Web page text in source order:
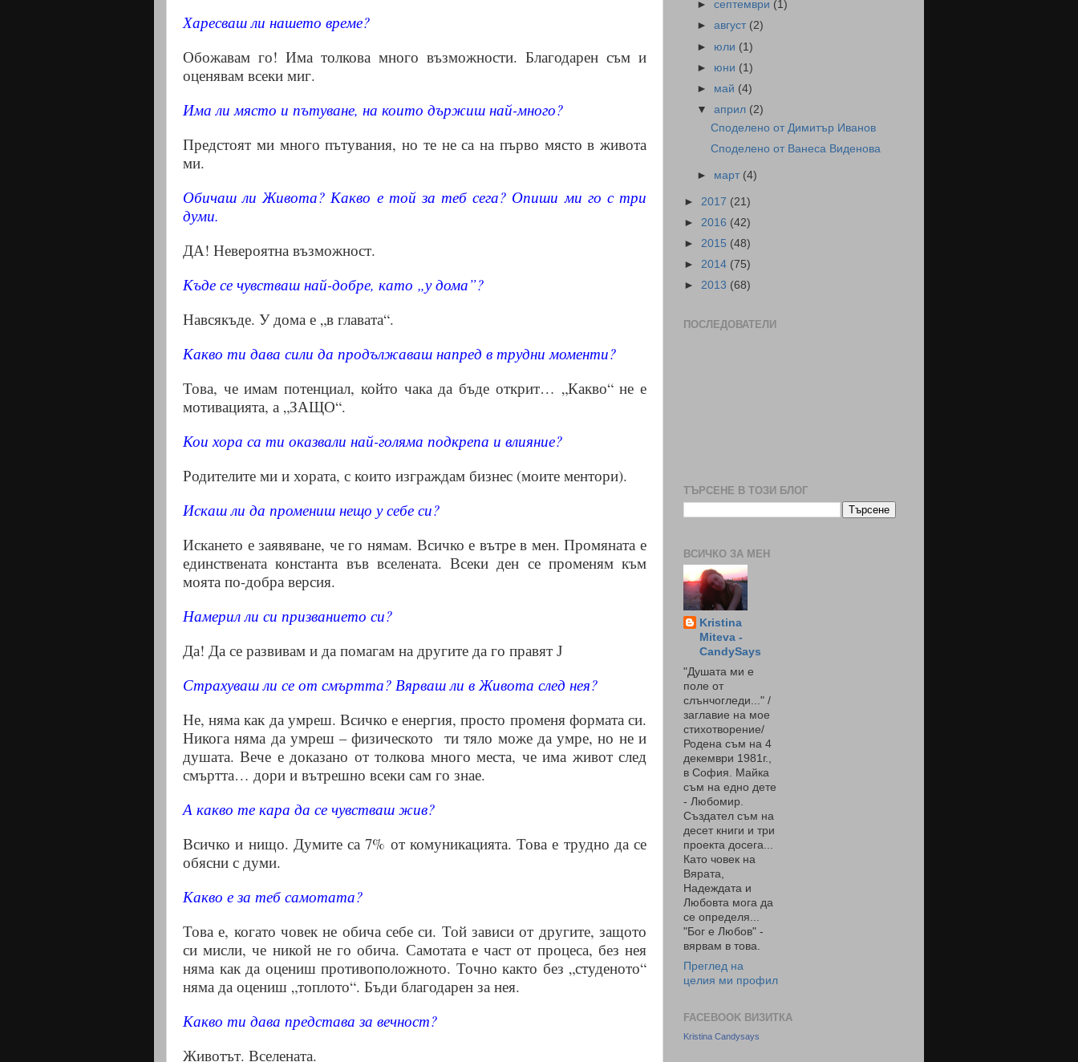
Харесваш ли нашето време?
Обожавам го! Има толкова много възможности. Благодарен съм и
оценявам всеки миг.
Има ли място и пътуване, на които държиш най-много?
Предстоят ми много пътувания, но те не са на първо място в живота
ми.
Обичаш ли Живота? Какво е той за теб сега? Опиши ми го с три
думи.
ДА! Невероятна възможност.
Къде се чувстваш най-добре, като „у дома”?
Навсякъде. У дома е „в главата“.
Какво ти дава сили да продължаваш напред в трудни моменти?
Това, че имам потенциал, който чака да бъде открит… „Какво“ не е
мотивацията, а „ЗАЩО“.
Кои хора са ти оказвали най-голяма подкрепа и влияние?
Родителите ми и хората, с които изграждам бизнес (моите ментори).
Искаш ли да промениш нещо у себе си?
Искането е заявяване, че го нямам. Всичко е вътре в мен. Промяната е
единствената константа във вселената. Всеки ден се променям към
моята по-добра версия.
Намерил ли си призванието си?
Да! Да се развивам и да помагам на другите да го правят J
Страхуваш ли се от смъртта? Вярваш ли в Живота след нея?
Не, няма как да умреш. Всичко е енергия, просто променя формата си.
Никога няма да умреш – физическото
ти тяло може да умре, но не и
душата.Вече е доказано от толкова много места, че има живот след
смъртта… дори и вътрешно всеки сам го знае.
А какво те кара да се чувстваш жив?
Всичко и нищо. Думите са 7% от комуникацията. Това е трудно да се
обясни с думи.
Какво е за теб самотата?
Това е, когато човек не обича себе си. Той зависи от другите, защото
си мисли, че никой не го обича. Самотата е част от процеса, без нея
няма как да оцениш противоположното. Точно както без „студеното“
няма да оцениш „топлото“. Бъди благодарен за нея.
Какво ти дава представа за вечност?
Животът. Вселената.
►септември (1)
►август (2)
► юли (1)
► юни (1)
► май (4)
▼април (2)
Споделено от Димитър Иванов
Споделено от Ванеса Виденова
► март (4)
► 2017 (21)
► 2016 (42)
► 2015 (48)
► 2014 (75)
► 2013 (68)
ПОСЛЕДОВАТЕЛИ
ТЪРСЕНЕ В ТОЗИ БЛОГ
ВСИЧКО ЗА МЕН
Kristina
Miteva -
CandySays
"Душата ми е
поле от
слънчогледи..." /
заглавие на мое
стихотворение/
Родена съм на 4
декември 1981г.,
в София. Майка
съм на едно дете
- Любомир.
Създател съм на
десет книги и три
проекта досега...
Като човек на
Вярата,
Надеждата и
Любовта мога да
се определя...
"Бог е Любов" -
вярвам в това.
Преглед на
целия ми профил
FACEBOOK ВИЗИТКА
Kristina Candysays